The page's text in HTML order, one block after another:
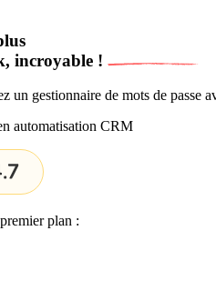
incroyable !
un gestionnaire de mots de
automatisation CRM
plan :